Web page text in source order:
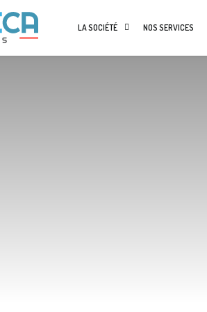
LA SOCIÉTÉ NOS SERVICES